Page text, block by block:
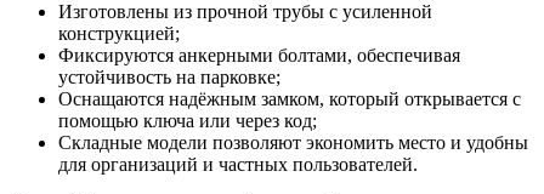
Изготовлены из прочной трубы с усиленной
конструкцией;
Фиксируются анкерными болтами, обеспечивая
устойчивость на парковке;
Оснащаются надёжным замком, который открывается с
помощью ключа или через код;
Складные модели позволяют экономить место и удобны
для организаций и частных пользователей.